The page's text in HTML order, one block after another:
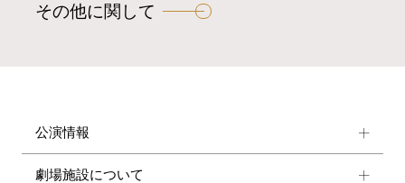
その他に関して
公演情報
劇場施設について